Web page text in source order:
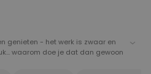
genieten - het werk is zwaar en
waarom doe je dat dan gewoon